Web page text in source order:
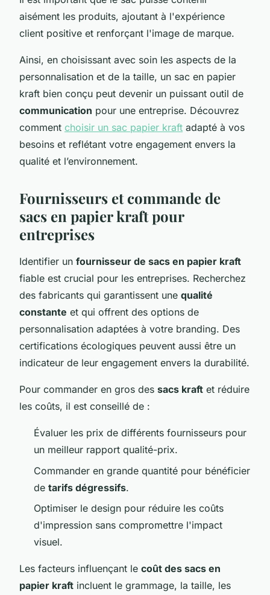
aisément les produits, ajoutant à l'expérience
client positive et renforçant l'image de marque.
Ainsi, en choisissant avec soin les aspects de la
personnalisation et de la taille, un sac en papier
kraft bien conçu peut devenir un puissant outil de
communication pour une entreprise. Découvrez
comment choisir un sac papier kraft adapté à vos
besoins et reflétant votre engagement envers la
qualité et l’environnement.
Fournisseurs et commande de
sacs en papier kraft pour
entreprises
Identifier un fournisseur de sacs en papier kraft
fiable est crucial pour les entreprises. Recherchez
des fabricants qui garantissent une qualité
constante et qui offrent des options de
personnalisation adaptées à votre branding. Des
certifications écologiques peuvent aussi être un
indicateur de leur engagement envers la durabilité.
Pour commander en gros des sacs kraft et réduire
les coûts, il est conseillé de :
Évaluer les prix de différents fournisseurs pour
un meilleur rapport qualité-prix.
Commander en grande quantité pour bénéficier
de tarifs dégressifs.
Optimiser le design pour réduire les coûts
d'impression sans compromettre l'impact
visuel.
Les facteurs influençant le coût des sacs en
papier kraft incluent le grammage, la taille, les